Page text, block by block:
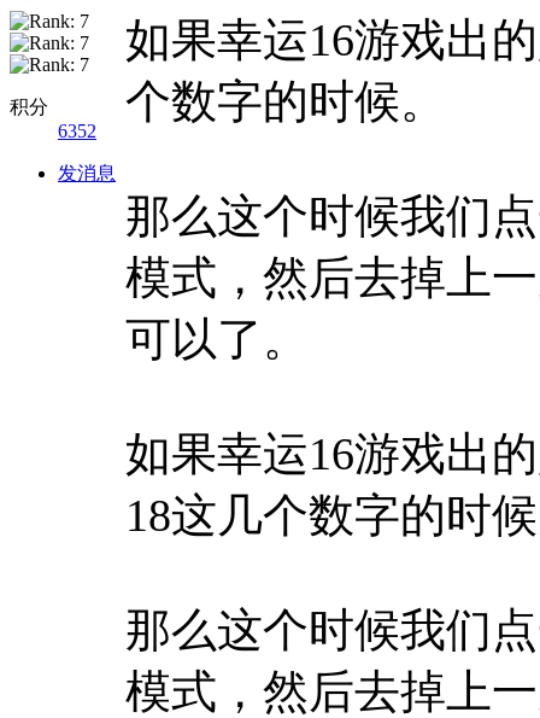
积分
6352
发消息
如果幸运16游戏出
个数字的时候。
那么这个时候我们
模式，然后去掉上
可以了。
如果幸运16游戏出
18这几个数字的时候
那么这个时候我们
模式，然后去掉上